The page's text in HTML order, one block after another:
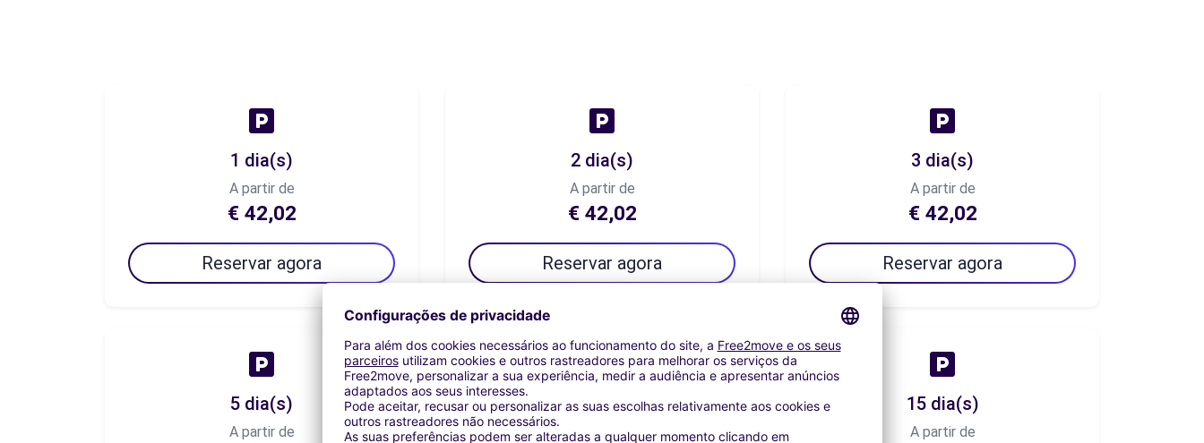
1 dia(s)
A partir de
€ 42,02
Reservar agora
2 dia(s)
A partir de
€ 42,02
Reservar agora
3 dia(s)
A partir de
€ 42,02
Reservar agora
5 dia(s)
A partir de
7 dia(s)
A partir de
15 dia(s)
A partir de